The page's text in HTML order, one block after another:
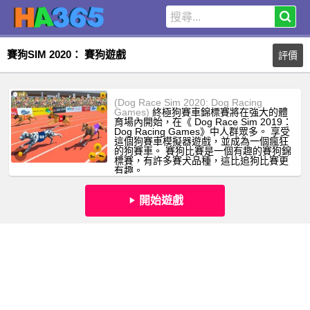
賽狗SIM 2020： 賽狗遊戲 評價
(Dog Race Sim 2020: Dog Racing
Games) 終極狗賽車錦標賽將在強大的體
育場內開始，在《 Dog Race Sim 2019：
Dog Racing Games》中人群眾多。 享受
這個狗賽車模擬器遊戲，並成為一個瘋狂
的狗賽車。 賽狗比賽是一個有趣的賽狗錦
標賽，有許多賽犬品種，這比追狗比賽更
有趣。
開始遊戲